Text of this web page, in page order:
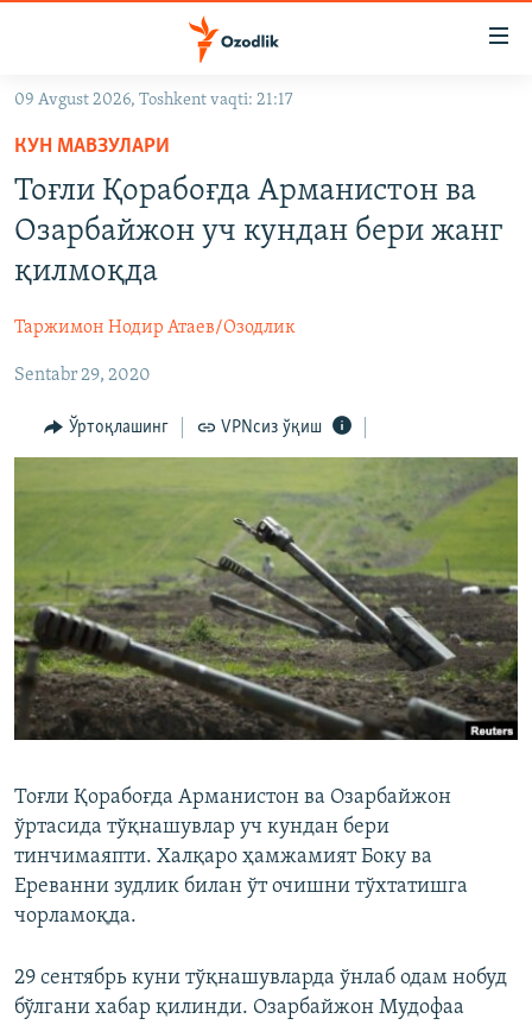
Асосий
навигацияга
ўтинг
Қидиришга
ўтинг
OZODARXIV
На русском
ИЖТИМОИЙ ТАРМОҚЛАР
Озодлик бошқа тилларда
09 Avgust 2026, Toshkent vaqti: 21:17
КУН МАВЗУЛАРИ
Тоғли Қорабоғда Арманистон ва
Озарбайжон уч кундан бери жанг
қилмоқда
Таржимон Нодир Атаев/Озодлик
Sentabr 29, 2020
Ўртоқлашинг VPNсиз ўқиш
Тоғли Қорабоғда Арманистон ва Озарбайжон
ўртасида тўқнашувлар уч кундан бери
тинчимаяпти. Халқаро ҳамжамият Боку ва
Ереванни зудлик билан ўт очишни тўхтатишга
чорламоқда.
29 сентябрь куни тўқнашувларда ўнлаб одам нобуд
бўлгани хабар қилинди. Озарбайжон Мудофаа